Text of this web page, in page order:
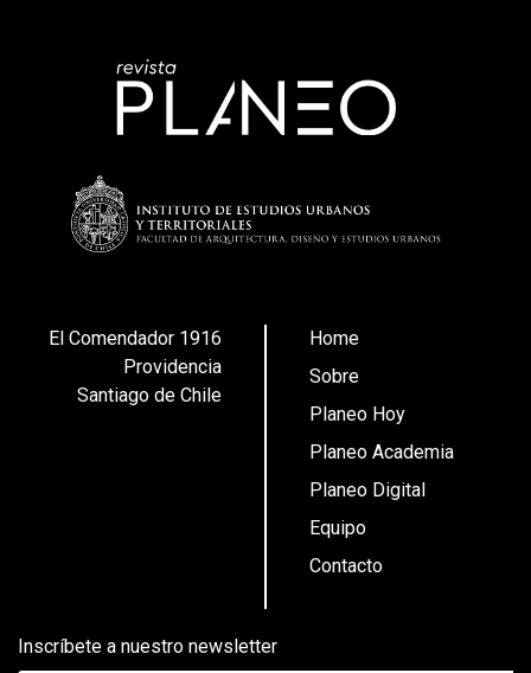
El Comendador 1916
Providencia
Santiago de Chile
Home
Sobre
Planeo Hoy
Planeo Academia
Planeo Digital
Equipo
Contacto
Inscríbete a nuestro newsletter